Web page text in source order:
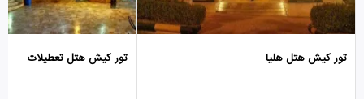
تور کیش هتل هلیا تور کیش هتل تعطیلات